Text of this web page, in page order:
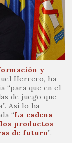
y
Herrero, ha
“para que en el
de juego que
Así lo ha
“La cadena
productos
de futuro”.